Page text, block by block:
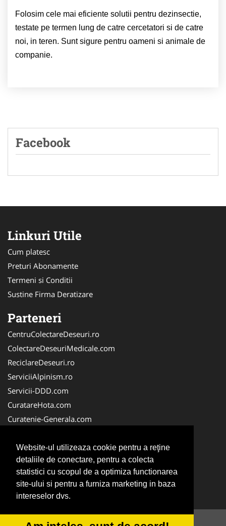
Website-ul utilizeaza cookie pentru a reţine
detaliile de conectare, pentru a colecta
statistici cu scopul de a optimiza functionarea
site-ului si pentru a furniza marketing in baza
intereselor dvs.
Folosim cele mai eficiente solutii pentru dezinsectie,
testate pe termen lung de catre cercetatori si de catre
noi, in teren. Sunt sigure pentru oameni si animale de
companie.
Facebook
Linkuri Utile
Cum platesc
Preturi Abonamente
Termeni si Conditii
Sustine Firma Deratizare
Parteneri
CentruColectareDeseuri.ro
ColectareDeseuriMedicale.com
ReciclareDeseuri.ro
ServiciiAlpinism.ro
Servicii-DDD.com
CuratareHota.com
Curatenie-Generala.com
Spalatorie-Covoare.com
Spalatorie-Curatatorie.ro
Spalatorie-Curatatorie.com
Servicii-Deratizare.com